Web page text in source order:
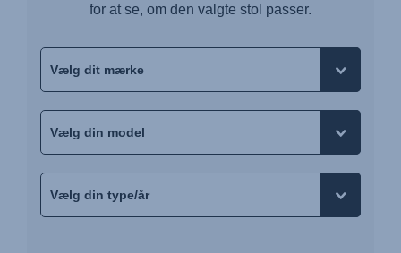
for at se, om den valgte stol passer.